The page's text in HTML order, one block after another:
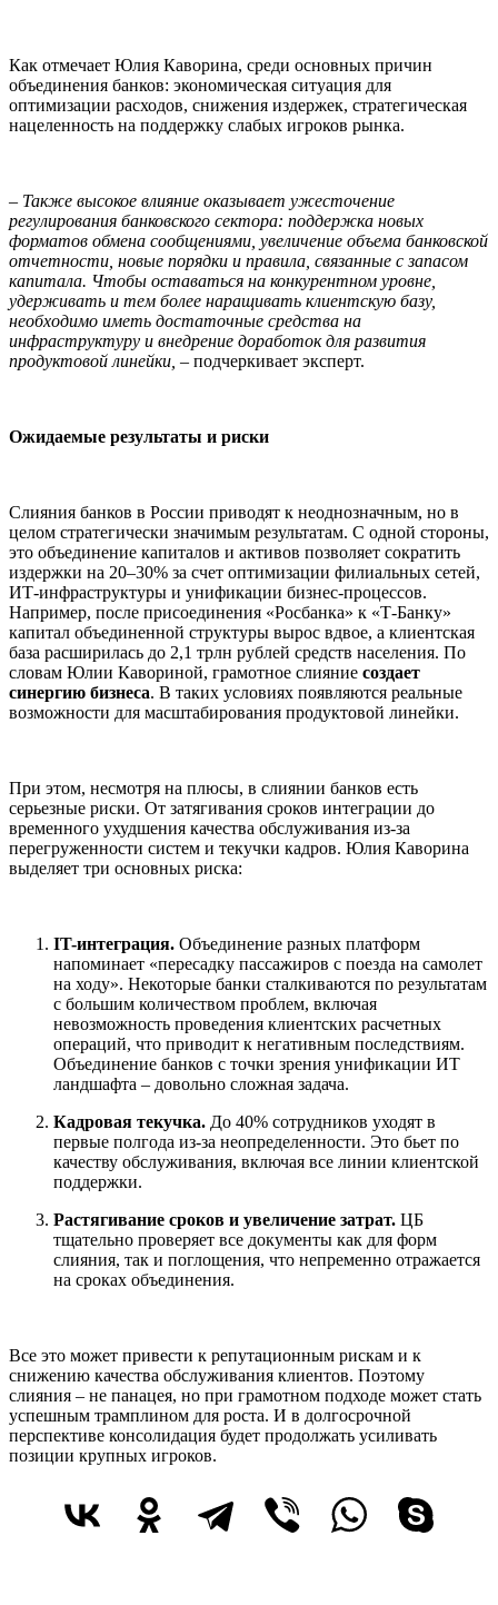
Как отмечает Юлия Каворина, среди основных причин
объединения банков: экономическая ситуация для
оптимизации расходов, снижения издержек, стратегическая
нацеленность на поддержку слабых игроков рынка.
– Также высокое влияние оказывает ужесточение
регулирования банковского сектора: поддержка новых
форматов обмена сообщениями, увеличение объема банковской
отчетности, новые порядки и правила, связанные с запасом
капитала. Чтобы оставаться на конкурентном уровне,
удерживать и тем более наращивать клиентскую базу,
необходимо иметь достаточные средства на
инфраструктуру и внедрение доработок для развития
продуктовой линейки, – подчеркивает эксперт.
Ожидаемые результаты и риски
Слияния банков в России приводят к неоднозначным, но в
целом стратегически значимым результатам. С одной стороны,
это объединение капиталов и активов позволяет сократить
издержки на 20–30% за счет оптимизации филиальных сетей,
ИТ-инфраструктуры и унификации бизнес-процессов.
Например, после присоединения «Росбанка» к «Т-Банку»
капитал объединенной структуры вырос вдвое, а клиентская
база расширилась до 2,1 трлн рублей средств населения. По
словам Юлии Кавориной, грамотное слияние создает
синергию бизнеса. В таких условиях появляются реальные
возможности для масштабирования продуктовой линейки.
При этом, несмотря на плюсы, в слиянии банков есть
серьезные риски. От затягивания сроков интеграции до
временного ухудшения качества обслуживания из-за
перегруженности систем и текучки кадров. Юлия Каворина
выделяет три основных риска:
IT-интеграция. Объединение разных платформ
напоминает «пересадку пассажиров с поезда на самолет
на ходу». Некоторые банки сталкиваются по результатам
с большим количеством проблем, включая
невозможность проведения клиентских расчетных
операций, что приводит к негативным последствиям.
Объединение банков с точки зрения унификации ИТ
ландшафта – довольно сложная задача.
Кадровая текучка. До 40% сотрудников уходят в
первые полгода из-за неопределенности. Это бьет по
качеству обслуживания, включая все линии клиентской
поддержки.
Растягивание сроков и увеличение затрат. ЦБ
тщательно проверяет все документы как для форм
слияния, так и поглощения, что непременно отражается
на сроках объединения.
Все это может привести к репутационным рискам и к
снижению качества обслуживания клиентов. Поэтому
слияния – не панацея, но при грамотном подходе может стать
успешным трамплином для роста. И в долгосрочной
перспективе консолидация будет продолжать усиливать
позиции крупных игроков.